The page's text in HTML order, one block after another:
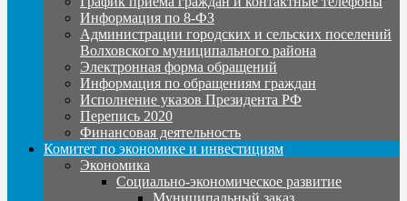
Информация по 8-ФЗ
Администрации городских и сельских поселений
Волховского муниципального района
Электронная форма обращений
Информация по обращениям граждан
Исполнение указов Президента РФ
Перепись 2020
Финансовая деятельность
Комитет по экономике и инвестициям
Экономика
Социально-экономическое развитие
Муниципальный заказ